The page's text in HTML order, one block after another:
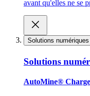
avant qu'elles ne se
Solutions numériques
Solutions
AutoMine®